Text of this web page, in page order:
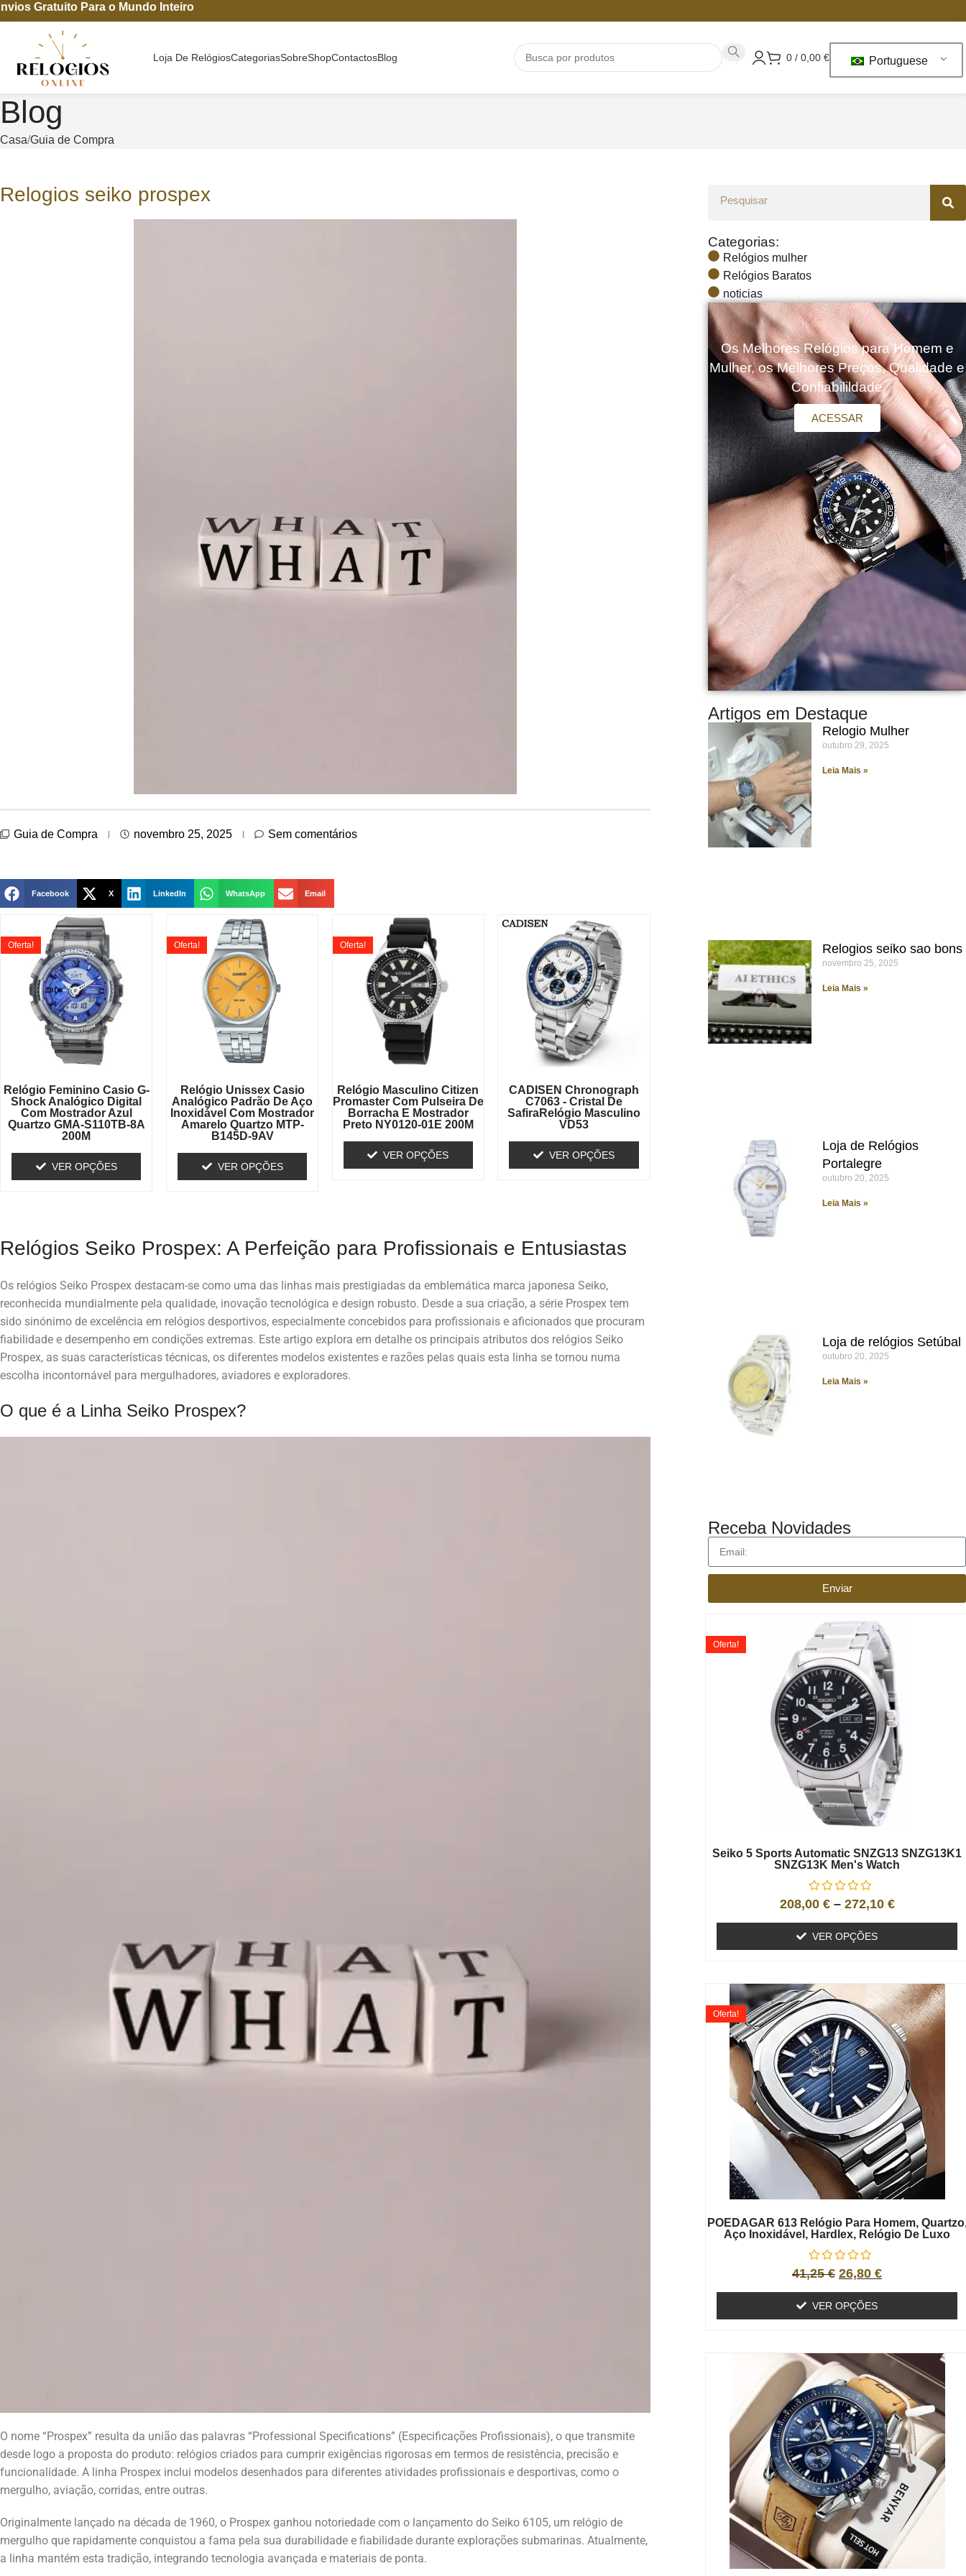
Gratuito Para o Mundo Inteiro
Loja De RelógiosCategoriasSobreShopContactosBlog 0 / 0,00 € Portuguese
Blog
Casa Guia de Compra
Relogios seiko prospex
Guia de Compra novembro 25, 2025 Sem comentários
Facebook X LinkedIn WhatsApp Email
Relógio Feminino Casio G-
Shock Analógico Digital
Com Mostrador Azul
Quartzo GMA-S110TB-8A
200M
Oferta!
VER OPÇÕES
Relógio Unissex Casio
Analógico Padrão De Aço
Inoxidável Com Mostrador
Amarelo Quartzo MTP-
B145D-9AV
Oferta!
VER OPÇÕES
Relógio Masculino Citizen
Promaster Com Pulseira De
Borracha E Mostrador
Preto NY0120-01E 200M
Oferta!
VER OPÇÕES
CADISEN Chronograph
C7063 - Cristal De
SafiraRelógio Masculino
VD53
VER OPÇÕES
Relógios Seiko Prospex: A Perfeição para Profissionais e Entusiastas
Os relógios Seiko Prospex destacam-se como uma das linhas mais prestigiadas da emblemática marca japonesa Seiko,
reconhecida mundialmente pela qualidade, inovação tecnológica e design robusto. Desde a sua criação, a série Prospex tem
sido sinónimo de excelência em relógios desportivos, especialmente concebidos para profissionais e aficionados que procuram
fiabilidade e desempenho em condições extremas. Este artigo explora em detalhe os principais atributos dos relógios Seiko
Prospex, as suas características técnicas, os diferentes modelos existentes e razões pelas quais esta linha se tornou numa
escolha incontornável para mergulhadores, aviadores e exploradores.
O que é a Linha Seiko Prospex?
O nome “Prospex” resulta da união das palavras “Professional Specifications” (Especificações Profissionais), o que transmite
desde logo a proposta do produto: relógios criados para cumprir exigências rigorosas em termos de resistência, precisão e
funcionalidade. A linha Prospex inclui modelos desenhados para diferentes atividades profissionais e desportivas, como o
mergulho, aviação, corridas, entre outras.
Originalmente lançado na década de 1960, o Prospex ganhou notoriedade com o lançamento do Seiko 6105, um relógio de
mergulho que rapidamente conquistou a fama pela sua durabilidade e fiabilidade durante explorações submarinas. Atualmente,
a linha mantém esta tradição, integrando tecnologia avançada e materiais de ponta.
Categorias:
Relógios mulher
Relógios Baratos
noticias
Os Melhores Relógios para Homem e
Mulher, os Melhores Preços, Qualidade e
Confiabilildade
ACESSAR
Artigos em Destaque
Relogio Mulher
outubro 29, 2025
Leia Mais »
Relogios seiko sao bons
novembro 25, 2025
Leia Mais »
Loja de Relógios
Portalegre
outubro 20, 2025
Leia Mais »
Loja de relógios Setúbal
outubro 20, 2025
Leia Mais »
Receba Novidades
Enviar
Seiko 5 Sports Automatic SNZG13 SNZG13K1
SNZG13K Men's Watch
Oferta!
208,00 € – 272,10 €
VER OPÇÕES
POEDAGAR 613 Relógio Para Homem,
Aço Inoxidável, Hardlex, Relógio De Luxo
Oferta!
41,25€ 26,80 €
VER OPÇÕES